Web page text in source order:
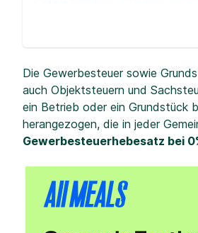
Die Gewerbesteuer sowie
auch Objektsteuern und
ein Betrieb oder ein Grundstück
herangezogen, die in jeder
Gewerbesteuerhebesatz bei